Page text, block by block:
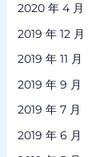
2020 年 4 月
2019 年 12 月
2019 年 11 月
2019 年 9 月
2019 年 7 月
2019 年 6 月